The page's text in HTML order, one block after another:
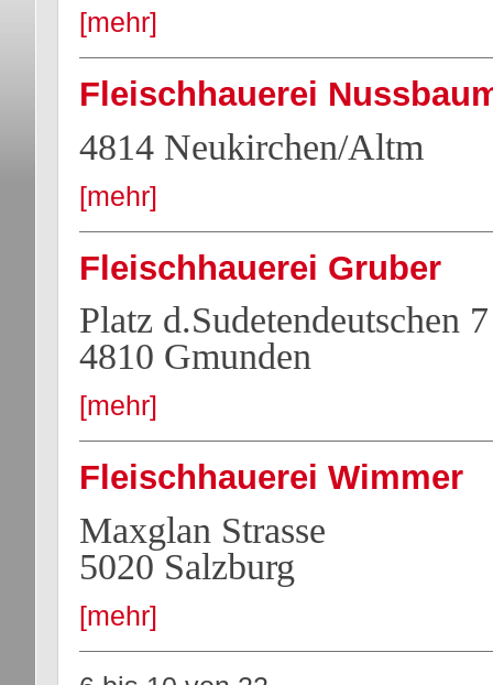
[mehr]
Fleischhauerei
4814 Neukirchen/Altm
[mehr]
Fleischhauerei Gruber
Platz d.Sudetendeutschen 7
4810 Gmunden
[mehr]
Fleischhauerei Wimmer
Maxglan Strasse
5020 Salzburg
[mehr]